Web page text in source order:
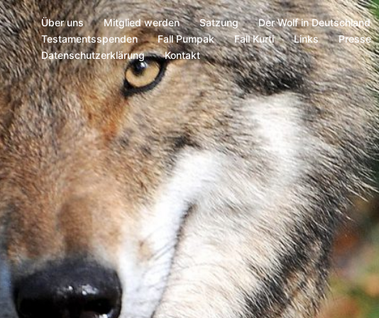
Über uns Mitglied werden Satzung Der Wolf in Deutschland
Testamentsspenden
Fall Pumpak Fall Kurti Links Presse
Datenschutzerklärung
Kontakt